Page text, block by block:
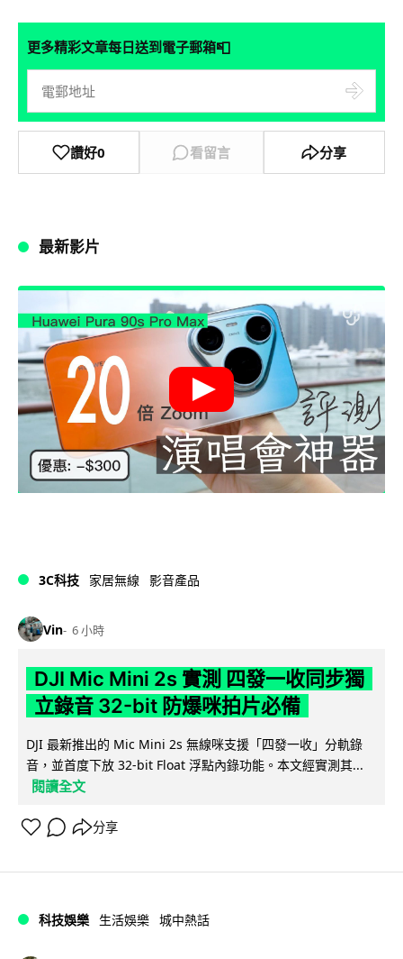
更多精彩文章每日送到電子郵箱📮
讚好0 看留言 分享
最新影片
3C科技 家居無線 影音產品
Vin 6 小時
DJI Mic Mini 2s 實測 四發一收同步獨
立錄音 32-bit 防爆咪拍片必備
DJI 最新推出的 Mic Mini 2s 無線咪支援「四發一收」分軌錄
音，並首度下放 32-bit Float 浮點內錄功能。本文經實測其...
閱讀全文
分享
科技娛樂 生活娛樂 城中熱話